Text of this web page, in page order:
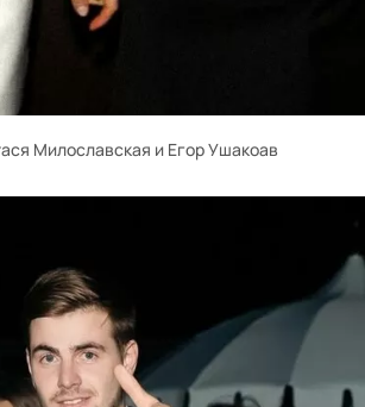
Милославская и Егор Ушакоав